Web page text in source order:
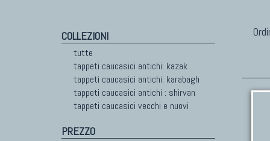
COLLEZIONI
tutte
tappeti caucasici antichi: kazak
tappeti caucasici antichi: karabagh
tappeti caucasici antichi : shirvan
tappeti caucasici vecchi e nuovi
PREZZO